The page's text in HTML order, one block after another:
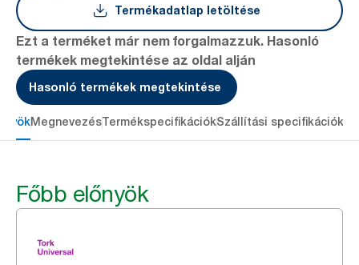
Termékadatlap letöltése
Ezt a terméket már nem forgalmazzuk. Hasonló
termékek megtekintése az oldal alján
Hasonló termékek megtekintése
MegnevezésTermékspecifikációkSzállítási specifikációk
Főbb előnyök